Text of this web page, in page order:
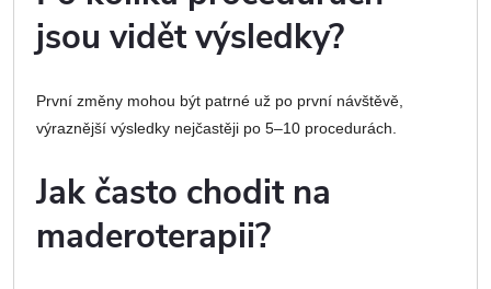
jsou vidět výsledky?
První změny mohou být patrné už po první návštěvě,
výraznější výsledky nejčastěji po 5–10 procedurách.
Jak často chodit na
maderoterapii?